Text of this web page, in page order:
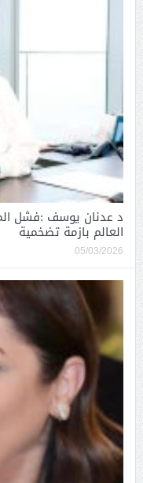
د عدنان يوسف :فشل
العالم بازمة تضخمية
05/03/2026